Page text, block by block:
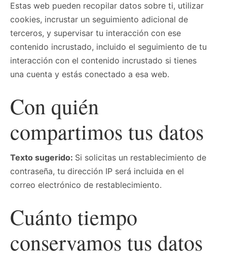
Estas web pueden recopilar datos sobre ti, utilizar
cookies, incrustar un seguimiento adicional de
terceros, y supervisar tu interacción con ese
contenido incrustado, incluido el seguimiento de tu
interacción con el contenido incrustado si tienes
una cuenta y estás conectado a esa web.
Con quién
compartimos tus datos
Texto sugerido: Si solicitas un restablecimiento de
contraseña, tu dirección IP será incluida en el
correo electrónico de restablecimiento.
Cuánto tiempo
conservamos tus datos